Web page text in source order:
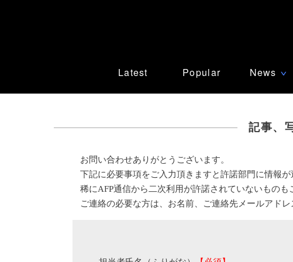
Latest Popular News ∨
記事、
お問い合わせありがとうございます。
下記に必要事項をご入力頂きますと許諾部門に情報
稀にAFP通信から二次利用が許諾されていないものも
ご連絡の必要な方は、お名前、ご連絡先メールアド